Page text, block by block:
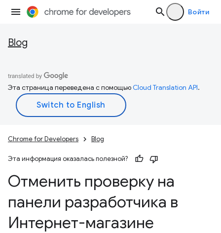
Войти
Blog
Эта страница переведена с помощьюCloud Translation API.
Chrome for Developers Blog
Эта информация оказалась полезной?
Отменить проверку на
панели разработчика в
Интернет-магазине